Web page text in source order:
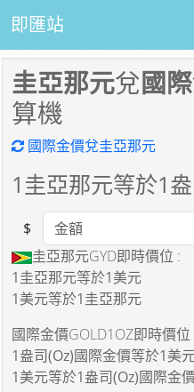
即匯站
圭亞那元兌國
算機
國際金價兌圭亞那元
1 圭亞那元等於1
Amount
$
圭亞那元GYD即時價位 :
1圭亞那元等於1美元
1美元等於1圭亞那元
國際金價GOLD1OZ即時價位
1盎司(Oz)國際金價等於1美
1美元等於1盎司(Oz)國際金